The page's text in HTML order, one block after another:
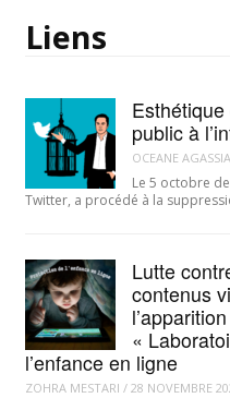
données.
Liens
public à
OCEANE
Le 5 octobre
Twitter, a procédé à la
Lutte
contenus
«
l’enfance en ligne
ZOHRA MESTARI / 28 NOVEMBRE